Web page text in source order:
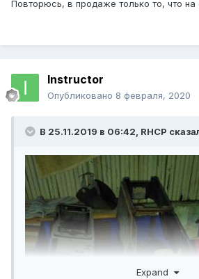
Повторюсь, в продаже только то, что на
Instructor
Опубликовано 8 февраля, 2020
В 25.11.2019 в 06:42, RHCP
Expand